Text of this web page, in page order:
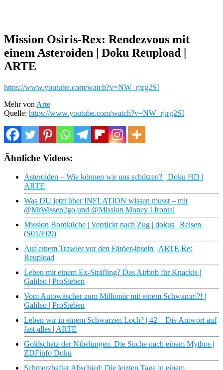
Mission Osiris-Rex: Rendezvous mit
einem Asteroiden | Doku Reupload |
ARTE
https://www.youtube.com/watch?v=NW_rjirg2SI
Mehr von Arte
Quelle: https://www.youtube.com/watch?v=NW_rjirg2SI
Ähnliche Videos:
Asteroiden – Wie können wir uns schützen? | Doku HD |
ARTE
Was DU jetzt über INFLATION wissen musst – mit
@MrWissen2go und @Mission Money I frontal
Mission Bordküche | Verrückt nach Zug | dokus | Reisen
(S01/E09)
Auf einem Trawler vor den Färöer-Inseln | ARTE Re:
Reupload
Leben mit einem Ex-Sträfling? Das Airbnb für Knackis |
Galileo | ProSieben
Vom Autowäscher zum Millionär mit einem Schwamm?! |
Galileo | ProSieben
Leben wir in einem Schwarzen Loch? | 42 – Die Antwort auf
fast alles | ARTE
Goldschatz der Nibelungen. Die Suche nach einem Mythos |
ZDFinfo Doku
Schmerzhafter Abschied: Die letzten Tage in einem